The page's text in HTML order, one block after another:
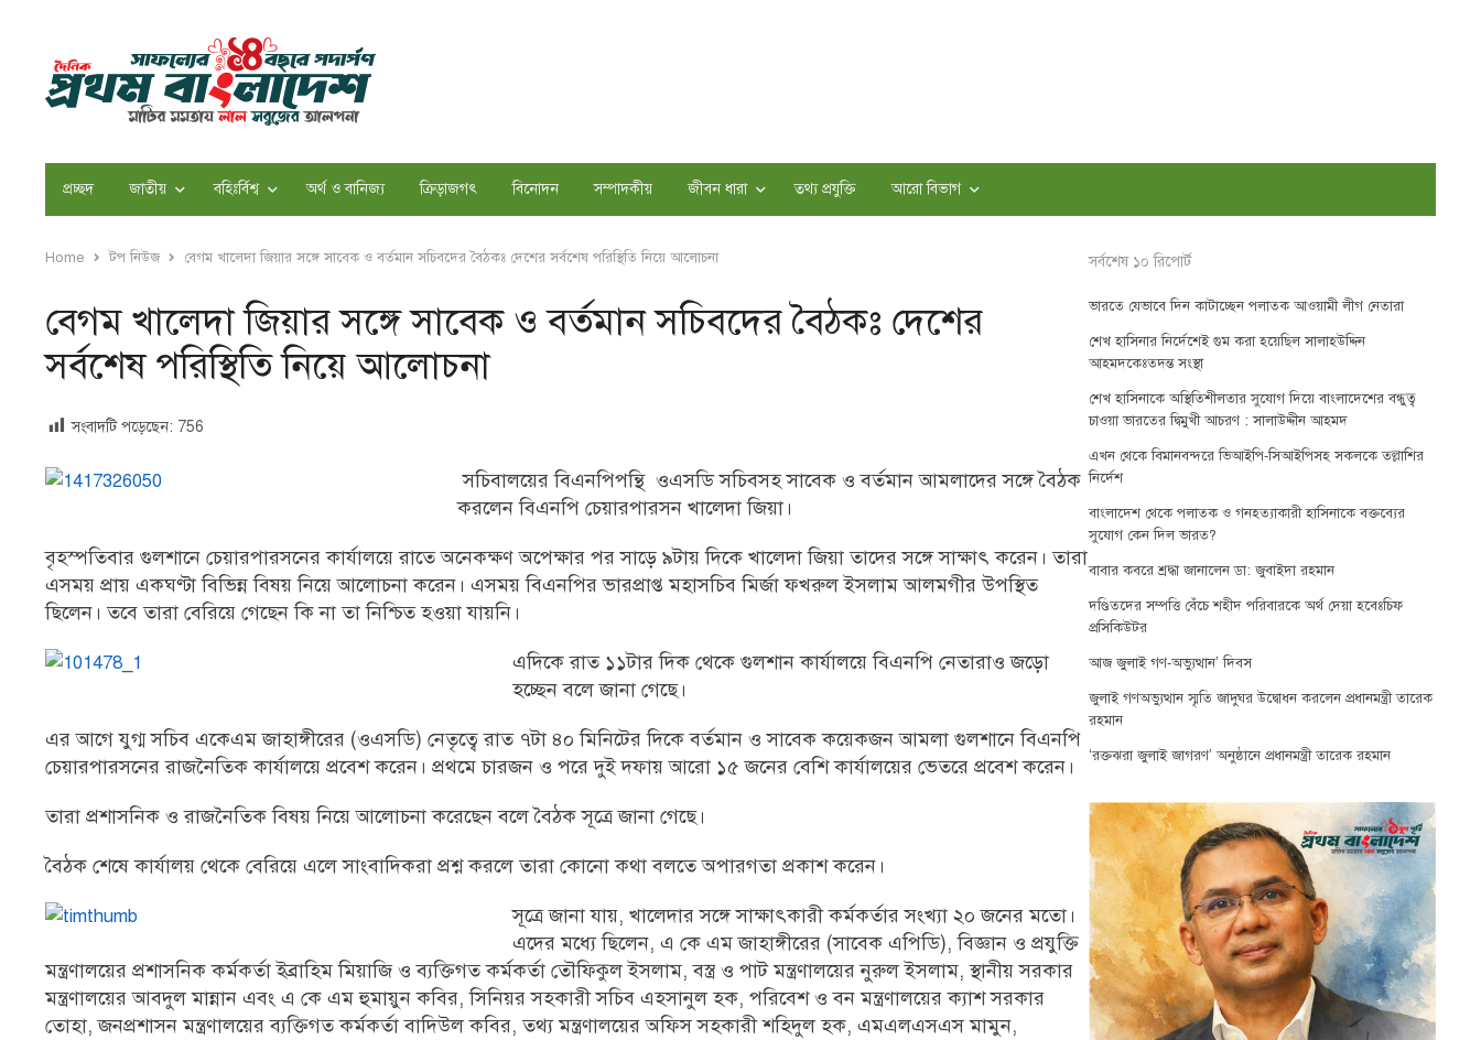
প্রচ্ছদ জাতীয় বহিঃর্বিশ্ব অর্থ ও বানিজ্য ক্রিড়াজগৎ বিনোদন সম্পাদকীয় জীবন ধারা তথ্য প্রযুক্তি আরো বিভাগ
Home টপ নিউজ বেগম খালেদা জিয়ার সঙ্গে সাবেক ও বর্তমান সচিবদের বৈঠকঃ দেশের সর্বশেষ পরিস্থিতি নিয়ে আলোচনা
বেগম খালেদা জিয়ার সঙ্গে সাবেক ও বর্তমান সচিবদের বৈঠকঃ দেশের
সর্বশেষ পরিস্থিতি নিয়ে আলোচনা
সংবাদটি পড়েছেন: 756
সচিবালয়ের বিএনপিপন্থি ওএসডি সচিবসহ সাবেক ও বর্তমান আমলাদের সঙ্গে বৈঠক
করলেন বিএনপি চেয়ারপারসন খালেদা জিয়া।
বৃহস্পতিবার গুলশানে চেয়ারপারসনের কার্যালয়ে রাতে অনেকক্ষণ অপেক্ষার পর সাড়ে ৯টায় দিকে খালেদা জিয়া তাদের সঙ্গে সাক্ষাৎ করেন। তারা
এসময় প্রায় একঘণ্টা বিভিন্ন বিষয় নিয়ে আলোচনা করেন। এসময় বিএনপির ভারপ্রাপ্ত মহাসচিব মির্জা ফখরুল ইসলাম আলমগীর উপস্থিত
ছিলেন। তবে তারা বেরিয়ে গেছেন কি না তা নিশ্চিত হওয়া যায়নি।
এদিকে রাত ১১টার দিক থেকে গুলশান কার্যালয়ে বিএনপি নেতারাও জড়ো
হচ্ছেন বলে জানা গেছে।
এর আগে যুগ্ম সচিব একেএম জাহাঙ্গীরের (ওএসডি) নেতৃত্বে রাত ৭টা ৪০ মিনিটের দিকে বর্তমান ও সাবেক কয়েকজন আমলা গুলশানে বিএনপি
চেয়ারপারসনের রাজনৈতিক কার্যালয়ে প্রবেশ করেন। প্রথমে চারজন ও পরে দুই দফায় আরো ১৫ জনের বেশি কার্যালয়ের ভেতরে প্রবেশ করেন।
তারা প্রশাসনিক ও রাজনৈতিক বিষয় নিয়ে আলোচনা করেছেন বলে বৈঠক সূত্রে জানা গেছে।
বৈঠক শেষে কার্যালয় থেকে বেরিয়ে এলে সাংবাদিকরা প্রশ্ন করলে তারা কোনো কথা বলতে অপারগতা প্রকাশ করেন।
সূত্রে জানা যায়, খালেদার সঙ্গে সাক্ষাৎকারী কর্মকর্তার সংখ্যা ২০ জনের মতো।
এদের মধ্যে ছিলেন, এ কে এম জাহাঙ্গীরের (সাবেক এপিডি), বিজ্ঞান ও প্রযুক্তি
মন্ত্রণালয়ের প্রশাসনিক কর্মকর্তা ইব্রাহিম মিয়াজি ও ব্যক্তিগত কর্মকর্তা তৌফিকুল ইসলাম, বস্ত্র ও পাট মন্ত্রণালয়ের নুরুল ইসলাম, স্থানীয় সরকার
মন্ত্রণালয়ের আবদুল মান্নান এবং এ কে এম হুমায়ুন কবির, সিনিয়র সহকারী সচিব এহসানুল হক, পরিবেশ ও বন মন্ত্রণালয়ের ক্যাশ সরকার
তোহা, জনপ্রশাসন মন্ত্রণালয়ের ব্যক্তিগত কর্মকর্তা বাদিউল কবির, তথ্য মন্ত্রণালয়ের অফিস সহকারী শহিদুল হক, এমএলএসএস মামুন,
সর্বশেষ ১০ রিপোর্ট
ভারতে যেভাবে দিন কাটাচ্ছেন পলাতক আওয়ামী লীগ নেতারা
শেখ হাসিনার নির্দেশেই গুম করা হয়েছিল সালাহউদ্দিন
আহমদকেঃতদন্ত সংস্থা
শেখ হাসিনাকে অস্থিতিশীলতার সুযোগ দিয়ে বাংলাদেশের বন্ধুত্ব
চাওয়া ভারতের দ্বিমুখী আচরণ : সালাউদ্দীন আহমদ
এখন থেকে বিমানবন্দরে ভিআইপি-সিআইপিসহ সকলকে তল্লাশির
নির্দেশ
বাংলাদেশ থেকে পলাতক ও গনহত্যাকারী হাসিনাকে বক্তব্যের
সুযোগ কেন দিল ভারত?
বাবার কবরে শ্রদ্ধা জানালেন ডা: জুবাইদা রহমান
দণ্ডিতদের সম্পত্তি বেঁচে শহীদ পরিবারকে অর্থ দেয়া হবেঃচিফ
প্রসিকিউটর
আজ জুলাই গণ-অভ্যুত্থান’ দিবস
জুলাই গণঅভ্যুত্থান স্মৃতি জাদুঘর উদ্বোধন করলেন প্রধানমন্ত্রী তারেক
রহমান
‘রক্তঝরা জুলাই জাগরণ’ অনুষ্ঠানে প্রধানমন্ত্রী তারেক রহমান